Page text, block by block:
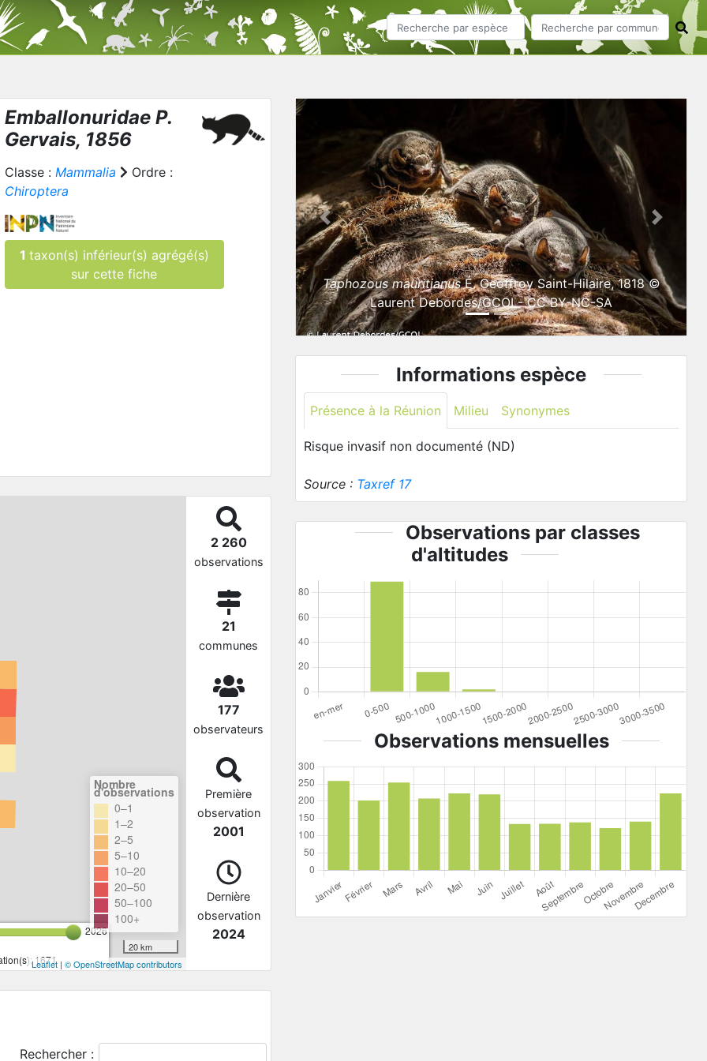
Emballonuridae P.
Gervais, 1856
Classe : Mammalia
Ordre :
Chiroptera
1 taxon(s) inférieur(s) agrégé(s)
sur cette fiche
2026
1671
Nombre
d'observations
0–1
1–2
2–5
5–10
10–20
20–50
50–100
100+
20 km
Leaflet| © OpenStreetMap contributors
2 260
observations
21
communes
177
observateurs
Première
observation
2001
Dernière
observation
2024
Rechercher :
Taphozous mauritianusÉ. Geoffroy Saint-Hilaire, 1818 ©
Laurent Debordes/GCOI - CC BY-NC-SA
Previous Next
Informations espèce
Présence à la Réunion Milieu Synonymes
Risque invasif non documenté (ND)
Source : Taxref 17
Observations par classes
d'altitudes
Observations mensuelles